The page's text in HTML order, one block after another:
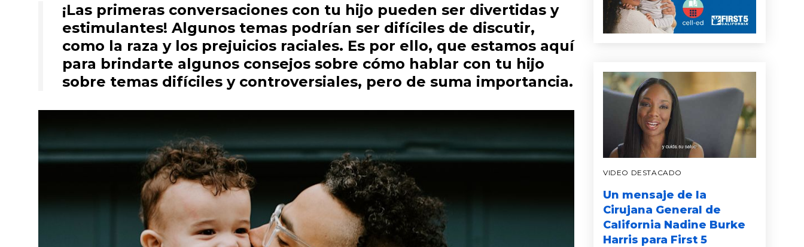
¡Las primeras conversaciones con tu hijo pueden ser divertidas y
estimulantes! Algunos temas podrían ser difíciles de discutir,
como la raza y los prejuicios raciales. Es por ello, que estamos aquí
para brindarte algunos consejos sobre cómo hablar con tu hijo
sobre temas difíciles y controversiales, pero de suma importancia.
VIDEO DESTACADO
Un mensaje de la
Cirujana General de
California Nadine Burke
Harris para First 5